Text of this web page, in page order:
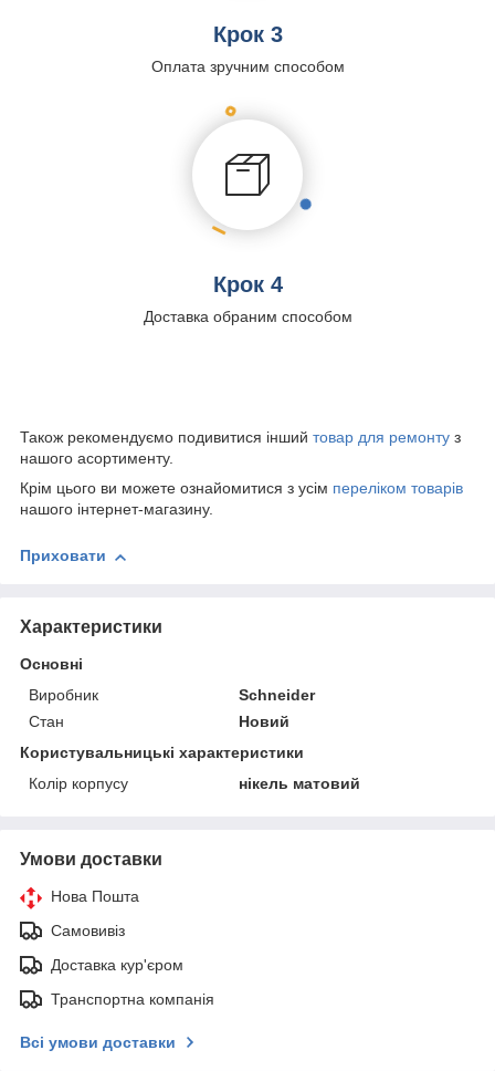
Крок 3
Оплата зручним способом
Крок 4
Доставка обраним способом
Також рекомендуємо подивитися інший товар для ремонту з
нашого асортименту.
Крім цього ви можете ознайомитися з усім переліком товарів
нашого інтернет-магазину.
Приховати
Характеристики
Основні
Виробник
Schneider
Стан
Новий
Користувальницькі характеристики
Колір корпусу
нікель матовий
Умови доставки
Нова Пошта
Самовивіз
Доставка кур'єром
Транспортна компанія
Всі умови доставки